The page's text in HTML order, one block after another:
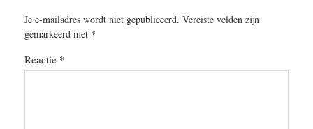
Je e-mailadres wordt niet gepubliceerd. Vereiste velden zijn
gemarkeerd met *
Reactie *